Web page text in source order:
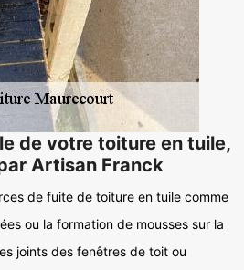
de votre toiture en tuile,
Artisan Franck
de fuite de toiture en tuile comme
ou la formation de mousses sur la
joints des fenêtres de toit ou